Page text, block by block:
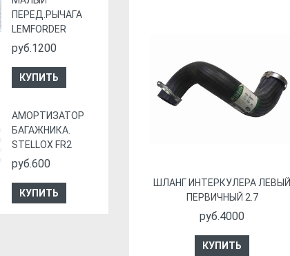
ШЛАНГ ИНТЕРКУЛЕРА ЛЕВЫЙ
ПЕРВИЧНЫЙ 2.7
руб.4000
КУПИТЬ
ПЕРЕД.РЫЧАГА
LEMFORDER
руб.1200
КУПИТЬ
АМОРТИЗАТОР
БАГАЖНИКА.
STELLOX FR2
руб.600
КУПИТЬ